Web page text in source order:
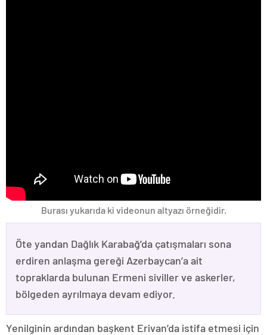
Burası yukarıda ki videonun altyazı örneğidir.
Öte yandan Dağlık Karabağ’da çatışmaları sona
erdiren anlaşma gereği Azerbaycan’a ait
topraklarda bulunan Ermeni siviller ve askerler,
bölgeden ayrılmaya devam ediyor.
Yenilginin ardından başkent Erivan’da istifa etmesi için